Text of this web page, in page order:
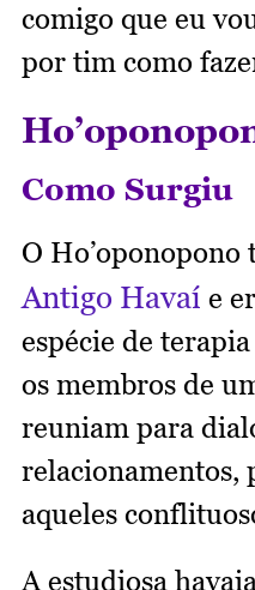
comigo que eu
por tim como
Como Surgiu
O
Antigo Havaí e
espécie de
os membros de
reuniam para
relacionamentos,
aqueles
A estudiosa